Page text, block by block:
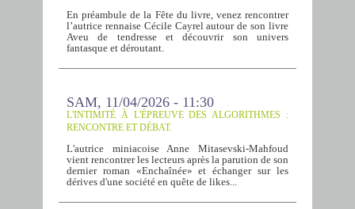
En préambule de la Fête du livre, venez rencontrer
l’autrice rennaise Cécile Cayrel autour de son livre
Aveu de tendresse et découvrir son univers
fantasque et déroutant.
SAM, 11/04/2026 - 11:30
L'INTIMITÉ À L'ÉPREUVE DES ALGORITHMES :
RENCONTRE ET DÉBAT.
L'autrice miniacoise Anne Mitasevski-Mahfoud
vient rencontrer les lecteurs après la parution de son
dernier roman «Enchaînée» et échanger sur les
dérives d'une société en quête de likes...